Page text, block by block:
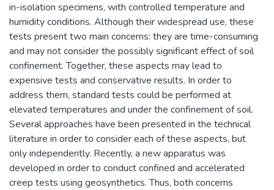
in-isolation specimens, with controlled temperature and
humidity conditions. Although their widespread use, these
tests present two main concerns: they are time-consuming
and may not consider the possibly significant effect of soil
confinement. Together, these aspects may lead to
expensive tests and conservative results. In order to
address them, standard tests could be performed at
elevated temperatures and under the confinement of soil.
Several approaches have been presented in the technical
literature in order to consider each of these aspects, but
only independently. Recently, a new apparatus was
developed in order to conduct confined and accelerated
creep tests using geosynthetics. Thus, both concerns